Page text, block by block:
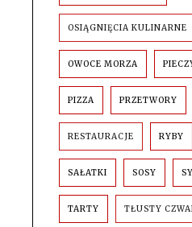
OSIĄGNIĘCIA KULINARNE
OWOCE MORZA
PIZZA PRZETWORY
RESTAURACJE RYBY
SAŁATKI SOSY
TARTY TŁUSTY